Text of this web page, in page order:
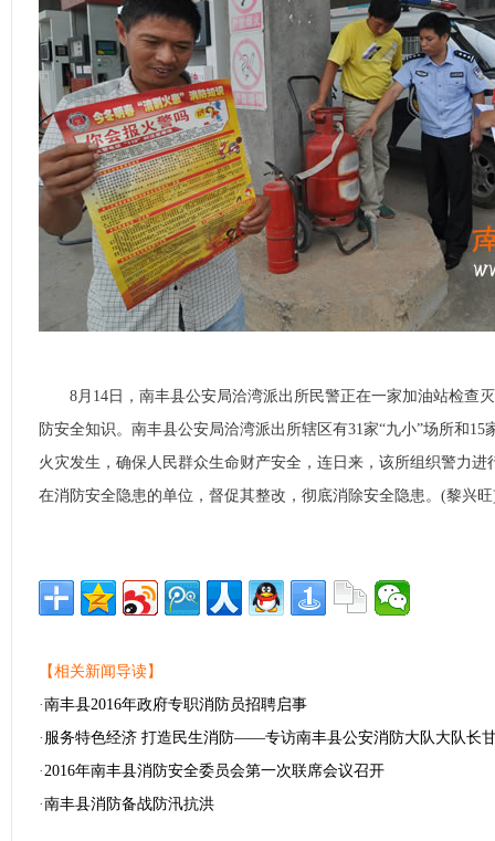
8月14日，南丰县公安局洽湾派出所民警正在一家加油站检查
防安全知识。南丰县公安局洽湾派出所辖区有31家“九小”场所和
火灾发生，确保人民群众生命财产安全，连日来，该所组织警力进
在消防安全隐患的单位，督促其整改，彻底消除安全隐患。(黎兴
【相关新闻导读】
·南丰县2016年政府专职消防员招聘启事
· 服务特色经济 打造民生消防——专访南丰县公安消防大队大队长
·2016年南丰县消防安全委员会第一次联席会议召开
·南丰县消防备战防汛抗洪